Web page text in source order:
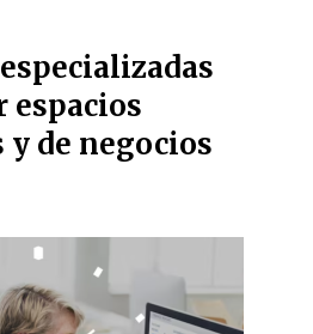
espacios
de negocios